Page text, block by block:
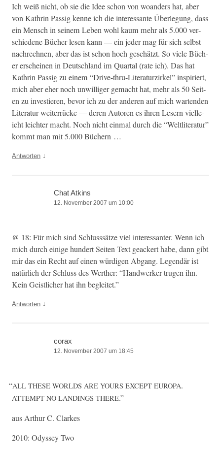
Ich weiß nicht, ob sie die Idee schon von woan­ders hat, aber
von Kathrin Pas­sig kenne ich die inter­es­sante Über­legung, dass
ein Men­sch in seinem Leben wohl kaum mehr als 5.000 ver­
schiedene Büch­er lesen kann — ein jed­er mag für sich selb­st
nachrech­nen, aber das ist schon hoch geschätzt. So viele Büch­
er erscheinen in Deutsch­land im Quar­tal (rate ich). Das hat
Kathrin Pas­sig zu einem “Dri­ve-thru-Lit­er­aturzirkel” inspiri­ert,
mich aber eher noch unwilliger gemacht hat, mehr als 50 Seit­
en zu investieren, bevor ich zu der anderen auf mich wartenden
Lit­er­atur weit­er­rücke — deren Autoren es ihren Lesern vielle­
icht leichter macht. Noch nicht ein­mal durch die “Weltlit­er­atur”
kommt man mit 5.000 Büchern …
Antworten ↓
Chat Atkins
12. November 2007 um 10:00
@ 18: Für mich sind Schlusssätze viel inter­es­san­ter. Wenn ich
mich durch einige hun­dert Seit­en Text geack­ert habe, dann gibt
mir das ein Recht auf einen würdi­gen Abgang. Leg­endär ist
natür­lich der Schluss des Werther: “Handw­erk­er tru­gen ihn.
Kein Geistlich­er hat ihn begleitet.”
Antworten ↓
corax
12. November 2007 um 18:45
“ALL THESE WORLDS ARE YOURS EXCEPT EUROPA.
ATTEMPT NO LANDINGS THERE.”
aus Arthur C. Clarkes
2010: Odyssey Two